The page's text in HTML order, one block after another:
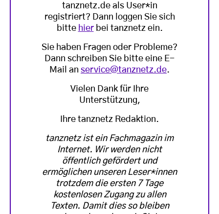
tanznetz.de als User*in
registriert? Dann loggen Sie sich
bitte hierbei tanznetz ein.
Sie haben Fragen oder Probleme?
Dann schreiben Sie bitte eine E-
Mail an service@tanznetz.de.
Vielen Dank für Ihre
Unterstützung,
Ihre tanznetz Redaktion.
tanznetz ist ein Fachmagazin im
Internet. Wir werden nicht
öffentlich gefördert und
ermöglichen unseren Leser*innen
trotzdem die ersten 7 Tage
kostenlosen Zugang zu allen
Texten. Damit dies so bleiben